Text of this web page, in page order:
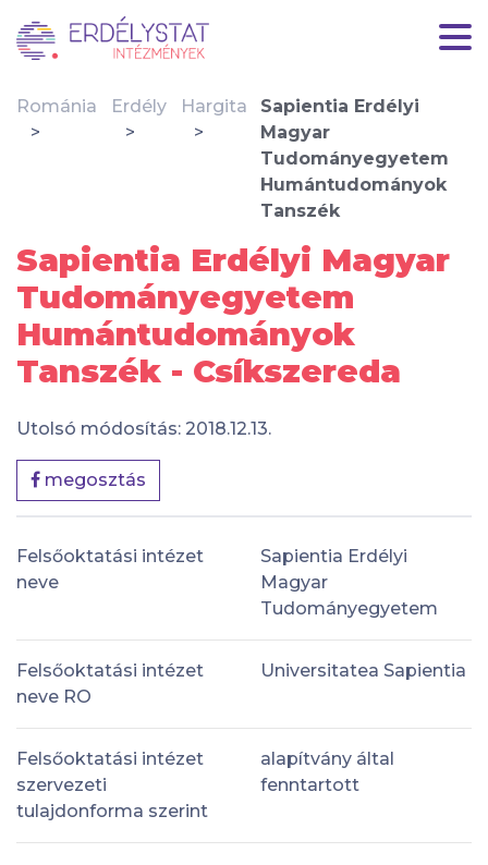
Románia Erdély Hargita
Sapientia Erdélyi
Magyar
Tudományegyetem
Humántudományok
Tanszék
Sapientia Erdélyi Magyar
Tudományegyetem
Humántudományok
Tanszék - Csíkszereda
Utolsó módosítás: 2018.12.13.
megosztás
Felsőoktatási intézet
neve
Sapientia Erdélyi
Magyar
Tudományegyetem
Felsőoktatási intézet
neve RO
Universitatea Sapientia
Felsőoktatási intézet
szervezeti
tulajdonforma szerint
alapítvány által
fenntartott